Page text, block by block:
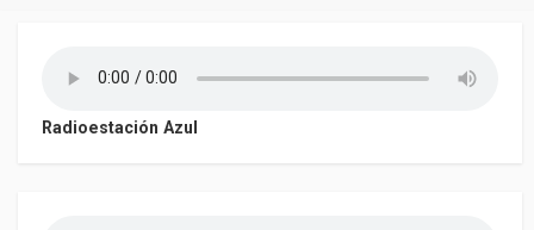
Radioestación Azul